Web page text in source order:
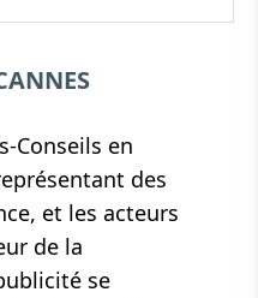
Conseils en
des
et les acteurs
de la
se